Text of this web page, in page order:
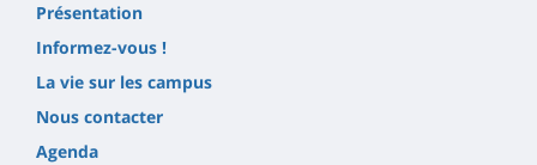
Présentation
Informez-vous !
La vie sur les campus
Nous contacter
Agenda